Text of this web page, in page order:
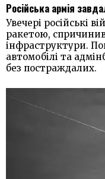
Російська армія
Увечері російські
ракетою,
інфраструктури.
автомобілі та
без постраждалих.